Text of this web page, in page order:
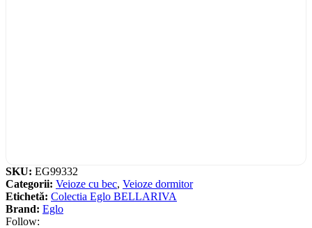
SKU: EG99332
Categorii: Veioze cu bec, Veioze dormitor
Etichetă: Colectia Eglo BELLARIVA
Brand: Eglo
Follow: